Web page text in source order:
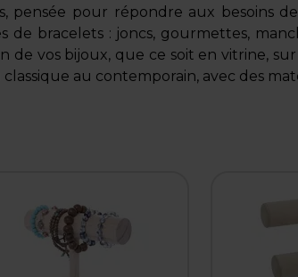
pensée pour répondre aux besoins
de bracelets : joncs, gourmettes,
de vos bijoux, que ce soit en vitrine,
au contemporain, avec des